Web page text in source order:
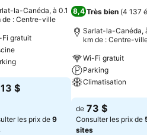
la-Canéda, à 0.1
de : Centre-ville
Fi gratuit
les prix
$
les prix de 9
8,4 Très bien (4 137
Sarlat-la-Canéda,
km de : Centre-
Wi-Fi gratuit
Parking
Climatisation
Consulter les
de 73 $
Consulter les prix de
sites